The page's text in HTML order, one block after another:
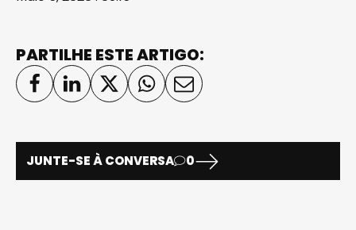
PARTILHE ESTE ARTIGO:
JUNTE-SE À CONVERSA 0